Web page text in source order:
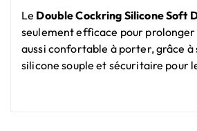
Le Double Cockring Silicone Soft
seulement efficace pour
aussi confortable à porter, grâce à
silicone souple et sécuritaire pour